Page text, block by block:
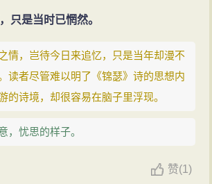
只是当时已惘然。
情，岂待今日来追忆，只是当年却漫不
读者尽管难以明了《锦瑟》诗的思想内
的诗境，却很容易在脑子里浮现。
，忧思的样子。
赞(1)